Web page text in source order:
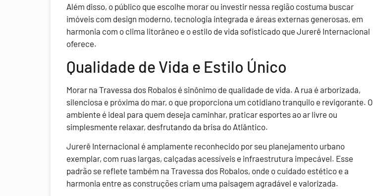
Além disso, o público que escolhe morar ou investir nessa região costuma buscar
imóveis com design moderno, tecnologia integrada e áreas externas generosas, em
harmonia com o clima litorâneo e o estilo de vida sofisticado que Jurerê Internacional
oferece.
Qualidade de Vida e Estilo Único
Morar na Travessa dos Robalos é sinônimo de qualidade de vida. A rua é arborizada,
silenciosa e próxima do mar, o que proporciona um cotidiano tranquilo e revigorante. O
ambiente é ideal para quem deseja caminhar, praticar esportes ao ar livre ou
simplesmente relaxar, desfrutando da brisa do Atlântico.
Jurerê Internacional é amplamente reconhecido por seu planejamento urbano
exemplar, com ruas largas, calçadas acessíveis e infraestrutura impecável. Esse
padrão se reflete também na Travessa dos Robalos, onde o cuidado estético e a
harmonia entre as construções criam uma paisagem agradável e valorizada.